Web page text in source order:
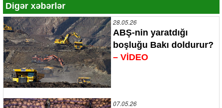
Digər xəbərlər
28.05.26
ABŞ-nin yaratdığı
boşluğu Bakı doldurur?
– VİDEO
07.05.26